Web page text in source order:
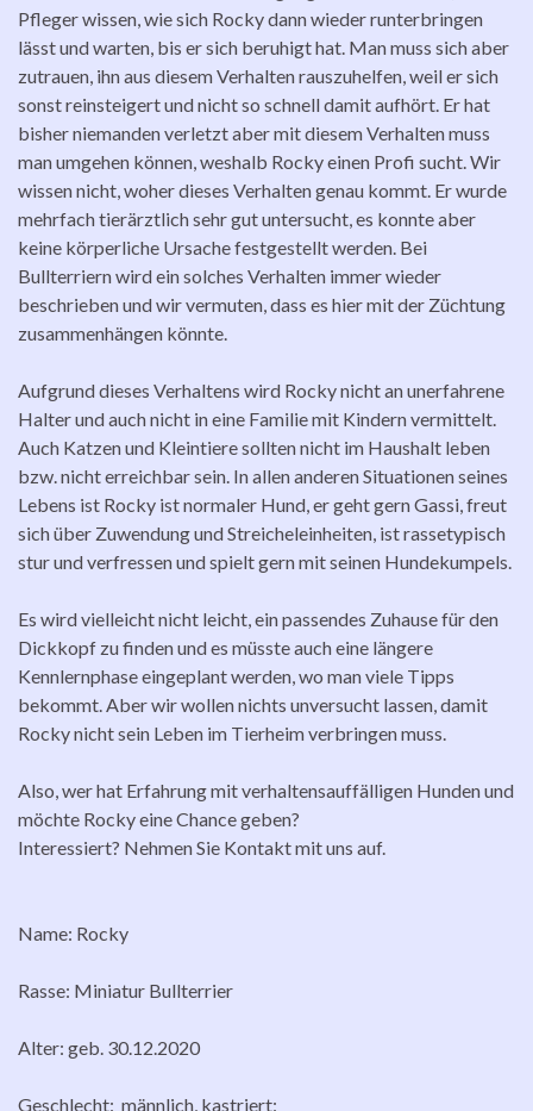
Pfleger wissen, wie sich Rocky dann wieder runterbringen
lässt und warten, bis er sich beruhigt hat. Man muss sich aber
zutrauen, ihn aus diesem Verhalten rauszuhelfen, weil er sich
sonst reinsteigert und nicht so schnell damit aufhört. Er hat
bisher niemanden verletzt aber mit diesem Verhalten muss
man umgehen können, weshalb Rocky einen Profi sucht. Wir
wissen nicht, woher dieses Verhalten genau kommt. Er wurde
mehrfach tierärztlich sehr gut untersucht, es konnte aber
keine körperliche Ursache festgestellt werden. Bei
Bullterriern wird ein solches Verhalten immer wieder
beschrieben und wir vermuten, dass es hier mit der Züchtung
zusammenhängen könnte.
Aufgrund dieses Verhaltens wird Rocky nicht an unerfahrene
Halter und auch nicht in eine Familie mit Kindern vermittelt.
Auch Katzen und Kleintiere sollten nicht im Haushalt leben
bzw. nicht erreichbar sein. In allen anderen Situationen seines
Lebens ist Rocky ist normaler Hund, er geht gern Gassi, freut
sich über Zuwendung und Streicheleinheiten, ist rassetypisch
stur und verfressen und spielt gern mit seinen Hundekumpels.
Es wird vielleicht nicht leicht, ein passendes Zuhause für den
Dickkopf zu finden und es müsste auch eine längere
Kennlernphase eingeplant werden, wo man viele Tipps
bekommt. Aber wir wollen nichts unversucht lassen, damit
Rocky nicht sein Leben im Tierheim verbringen muss.
Also, wer hat Erfahrung mit verhaltensauffälligen Hunden und
möchte Rocky eine Chance geben?
Interessiert? Nehmen Sie Kontakt mit uns auf.
Name: Rocky
Rasse: Miniatur Bullterrier
Alter: geb. 30.12.2020
Geschlecht: männlich, kastriert: